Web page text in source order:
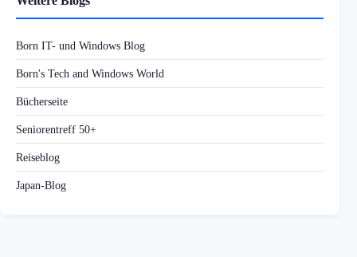
Born IT- und Windows Blog
Born's Tech and Windows World
Bücherseite
Seniorentreff 50+
Reiseblog
Japan-Blog